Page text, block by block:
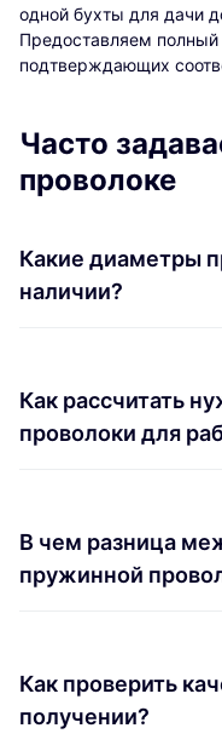
одной бухты для дачи
Предоставляем полный
подтверждающих
Часто
проволоке
Какие диаметры
наличии?
Как рассчитать
проволоки для
В чем разница
пружинной
Как проверить
получении?